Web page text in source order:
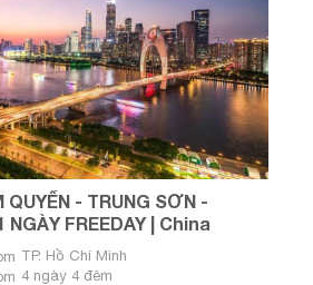
- TRUNG SƠN -
NGÀY FREEDAY | China
NGÀY 4 ĐÊM
TP. Hồ Chí Minh
4 ngày 4 đêm